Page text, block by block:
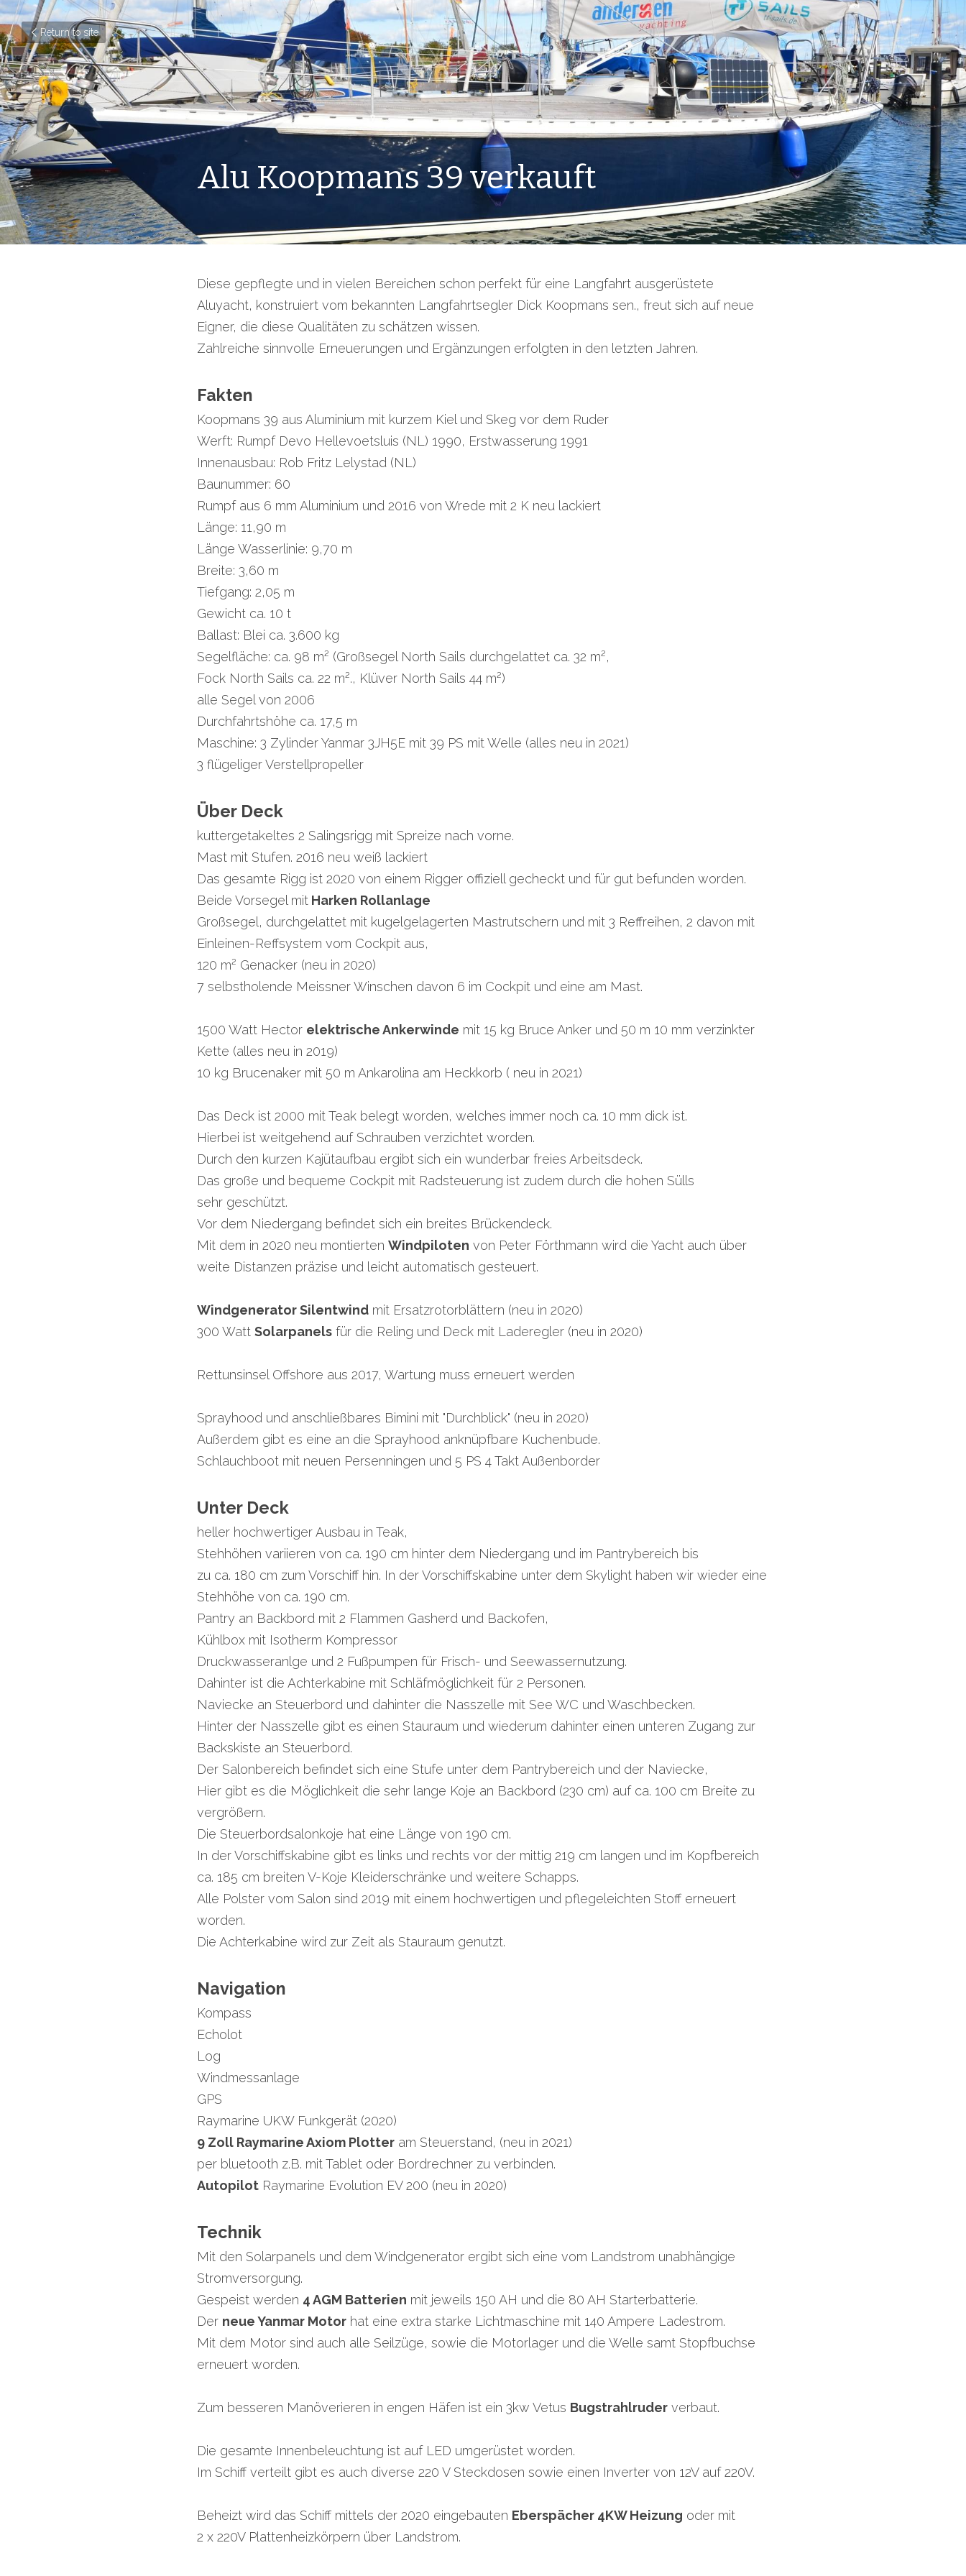
Return to site
Alu Koopmans 39 verkauft
Diese gepflegte und in vielen Bereichen schon perfekt für eine Langfahrt ausgerüstete
Aluyacht, konstruiert vom bekannten Langfahrtsegler Dick Koopmans sen., freut sich auf neue
Eigner, die diese Qualitäten zu schätzen wissen.
Zahlreiche sinnvolle Erneuerungen und Ergänzungen erfolgten in den letzten Jahren.
Fakten
Koopmans 39 aus Aluminium mit kurzem Kiel und Skeg vor dem Ruder
Werft: Rumpf Devo Hellevoetsluis (NL) 1990, Erstwasserung 1991
Innenausbau: Rob Fritz Lelystad (NL)
Baunummer: 60
Rumpf aus 6 mm Aluminium und 2016 von Wrede mit 2 K neu lackiert
Länge: 11,90 m
Länge Wasserlinie: 9,70 m
Breite: 3,60 m
Tiefgang: 2,05 m
Gewicht ca. 10 t
Ballast: Blei ca. 3.600 kg
Segelfläche: ca. 98 m² (Großsegel North Sails durchgelattet ca. 32 m²,
Fock North Sails ca. 22 m²., Klüver North Sails 44 m²)
alle Segel von 2006
Durchfahrtshöhe ca. 17,5 m
Maschine: 3 Zylinder Yanmar 3JH5E mit 39 PS mit Welle (alles neu in 2021)
3 flügeliger Verstellpropeller
Über Deck
kuttergetakeltes 2 Salingsrigg mit Spreize nach vorne.
Mast mit Stufen. 2016 neu weiß lackiert
Das gesamte Rigg ist 2020 von einem Rigger offiziell gecheckt und für gut befunden worden.
Beide Vorsegel mit Harken Rollanlage
Großsegel, durchgelattet mit kugelgelagerten Mastrutschern und mit 3 Reffreihen, 2 davon mit
Einleinen-Reffsystem vom Cockpit aus,
120 m² Genacker (neu in 2020)
7 selbstholende Meissner Winschen davon 6 im Cockpit und eine am Mast.
1500 Watt Hector elektrische Ankerwinde mit 15 kg Bruce Anker und 50 m 10 mm verzinkter
Kette (alles neu in 2019)
10 kg Brucenaker mit 50 m Ankarolina am Heckkorb ( neu in 2021)
Das Deck ist 2000 mit Teak belegt worden, welches immer noch ca. 10 mm dick ist.
Hierbei ist weitgehend auf Schrauben verzichtet worden.
Durch den kurzen Kajütaufbau ergibt sich ein wunderbar freies Arbeitsdeck.
Das große und bequeme Cockpit mit Radsteuerung ist zudem durch die hohen Sülls
sehr geschützt.
Vor dem Niedergang befindet sich ein breites Brückendeck.
Mit dem in 2020 neu montierten Windpiloten von Peter Förthmann wird die Yacht auch über
weite Distanzen präzise und leicht automatisch gesteuert.
Windgenerator Silentwind mit Ersatzrotorblättern (neu in 2020)
300 Watt Solarpanels für die Reling und Deck mit Laderegler (neu in 2020)
Rettunsinsel Offshore aus 2017, Wartung muss erneuert werden
Sprayhood und anschließbares Bimini mit "Durchblick" (neu in 2020)
Außerdem gibt es eine an die Sprayhood anknüpfbare Kuchenbude.
Schlauchboot mit neuen Persenningen und 5 PS 4 Takt Außenborder
Unter Deck
heller hochwertiger Ausbau in Teak,
Stehhöhen variieren von ca. 190 cm hinter dem Niedergang und im Pantrybereich bis
zu ca. 180 cm zum Vorschiff hin. In der Vorschiffskabine unter dem Skylight haben wir wieder eine
Stehhöhe von ca. 190 cm.
Pantry an Backbord mit 2 Flammen Gasherd und Backofen,
Kühlbox mit Isotherm Kompressor
Druckwasseranlge und 2 Fußpumpen für Frisch- und Seewassernutzung.
Dahinter ist die Achterkabine mit Schläfmöglichkeit für 2 Personen.
Naviecke an Steuerbord und dahinter die Nasszelle mit See WC und Waschbecken.
Hinter der Nasszelle gibt es einen Stauraum und wiederum dahinter einen unteren Zugang zur
Backskiste an Steuerbord.
Der Salonbereich befindet sich eine Stufe unter dem Pantrybereich und der Naviecke,
Hier gibt es die Möglichkeit die sehr lange Koje an Backbord (230 cm) auf ca. 100 cm Breite zu
vergrößern.
Die Steuerbordsalonkoje hat eine Länge von 190 cm.
In der Vorschiffskabine gibt es links und rechts vor der mittig 219 cm langen und im Kopfbereich
ca. 185 cm breiten V-Koje Kleiderschränke und weitere Schapps.
Alle Polster vom Salon sind 2019 mit einem hochwertigen und pflegeleichten Stoff erneuert
worden.
Die Achterkabine wird zur Zeit als Stauraum genutzt.
Navigation
Kompass
Echolot
Log
Windmessanlage
GPS
Raymarine UKW Funkgerät (2020)
9 Zoll Raymarine Axiom Plotter am Steuerstand, (neu in 2021)
per bluetooth z.B. mit Tablet oder Bordrechner zu verbinden.
Autopilot Raymarine Evolution EV 200 (neu in 2020)
Technik
Mit den Solarpanels und dem Windgenerator ergibt sich eine vom Landstrom unabhängige
Stromversorgung.
Gespeist werden 4 AGM Batterien mit jeweils 150 AH und die 80 AH Starterbatterie.
Der neue Yanmar Motor hat eine extra starke Lichtmaschine mit 140 Ampere Ladestrom.
Mit dem Motor sind auch alle Seilzüge, sowie die Motorlager und die Welle samt Stopfbuchse
erneuert worden.
Zum besseren Manöverieren in engen Häfen ist ein 3kw Vetus Bugstrahlruder verbaut.
Die gesamte Innenbeleuchtung ist auf LED umgerüstet worden.
Im Schiff verteilt gibt es auch diverse 220 V Steckdosen sowie einen Inverter von 12V auf 220V.
Beheizt wird das Schiff mittels der 2020 eingebauten Eberspächer 4KW Heizung oder mit
2 x 220V Plattenheizkörpern über Landstrom.